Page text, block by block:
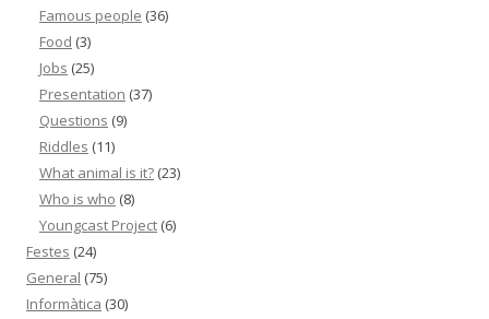
Famous people (36)
Food (3)
Jobs (25)
Presentation (37)
Questions (9)
Riddles (11)
What animal is it? (23)
Who is who (8)
Youngcast Project (6)
Festes (24)
General (75)
Informàtica (30)